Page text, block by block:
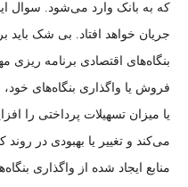
که به بانک وارد می‌شود. سوال
جریان خواهد افتاد. بی شک باید
بنگاه‌های اقتصادی برنامه ریزی
فروش یا واگذاری بنگاه‌های
یا میزان تسهیلات پرداختی را
می‌کند و تغییر یا بهبودی در
منابع ایجاد شده از واگذاری